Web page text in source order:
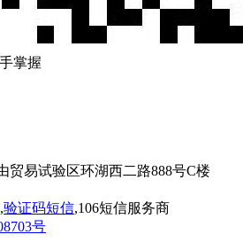
掌握
贸易试验区环湖西二路888号C楼
,验证码短信,106短信服务商
号